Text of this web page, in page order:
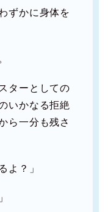
ずかに身体を
ターとしての
いかなる拒絶
ら一分も残さ
よ？」